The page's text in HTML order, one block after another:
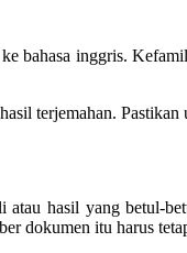
bahasa inggris.
terjemahan.
hasil yang betul-
dokumen itu harus